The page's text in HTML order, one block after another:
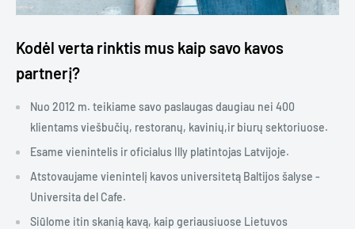
Kodėl verta rinktis mus kaip savo kavos
partnerį?
Nuo 2012 m. teikiame savo paslaugas daugiau nei 400
klientams viešbučių, restoranų, kavinių,ir biurų sektoriuose.
Esame vienintelis ir oficialus Illy platintojas Latvijoje.
Atstovaujame vienintelį kavos universitetą Baltijos šalyse -
Universita del Cafe.
Siūlome itin skanią kavą, kaip geriausiuose Lietuvos